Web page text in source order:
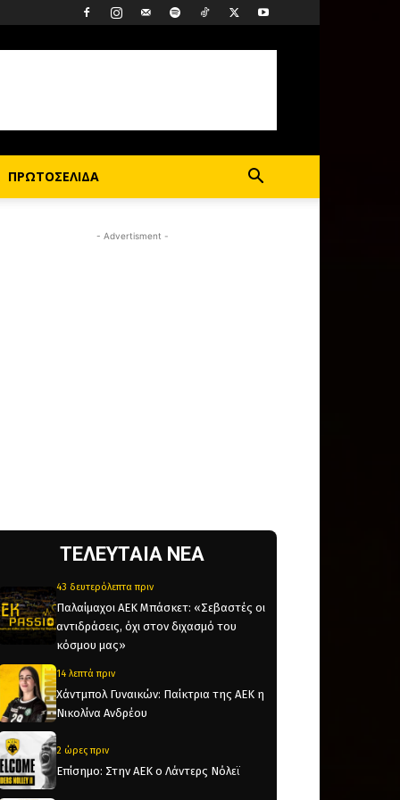
ΠΡΩΤΟΣΕΛΙΔΑ
- Advertisment -
ΤΕΛΕΥΤΑΙΑ ΝΕΑ
43 δευτερόλεπτα πριν
Παλαίμαχοι ΑΕΚ Μπάσκετ: «Σεβαστές οι
αντιδράσεις, όχι στον διχασμό του
κόσμου μας»
14 λεπτά πριν
Χάντμπολ Γυναικών: Παίκτρια της ΑΕΚ η
Νικολίνα Ανδρέου
2 ώρες πριν
Επίσημο: Στην ΑΕΚ ο Λάντερς Νόλεϊ